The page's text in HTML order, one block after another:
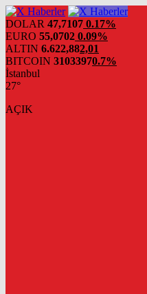
DOLAR 47,7107 0.17%
EURO 55,0702 0.09%
ALTIN 6.622,882,01
BITCOIN 31033970.7%
İstanbul
27°
AÇIK